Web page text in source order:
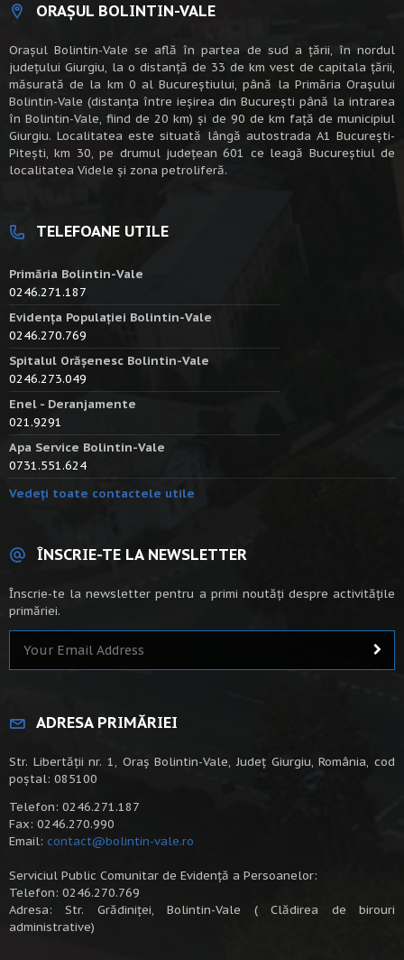
ORAȘUL BOLINTIN-VALE
Oraşul Bolintin-Vale se află în partea de sud a ţării, în nordul
judeţului Giurgiu, la o distanţă de 33 de km vest de capitala țării,
măsurată de la km 0 al Bucureștiului, până la Primăria Orașului
Bolintin-Vale (distanța între ieșirea din București până la intrarea
în Bolintin-Vale, fiind de 20 km) şi de 90 de km faţă de municipiul
Giurgiu. Localitatea este situată lângă autostrada A1 Bucureşti-
Piteşti, km 30, pe drumul judeţean 601 ce leagă Bucureştiul de
localitatea Videle şi zona petroliferă.
TELEFOANE UTILE
Primăria Bolintin-Vale
0246.271.187
Evidența Populației Bolintin-Vale
0246.270.769
Spitalul Orășenesc Bolintin-Vale
0246.273.049
Enel - Deranjamente
021.9291
Apa Service Bolintin-Vale
0731.551.624
Vedeți toate contactele utile
ÎNSCRIE-TE LA NEWSLETTER
Înscrie-te la newsletter pentru a primi noutăți despre activitățile
primăriei.
ADRESA PRIMĂRIEI
Str. Libertății nr. 1, Oraș Bolintin-Vale, Județ Giurgiu, România, cod
poștal: 085100
Telefon: 0246.271.187
Fax: 0246.270.990
Email: contact@bolintin-vale.ro
Serviciul Public Comunitar de Evidență a Persoanelor:
Telefon: 0246.270.769
Adresa: Str. Grădiniței, Bolintin-Vale ( Clădirea de birouri
administrative)